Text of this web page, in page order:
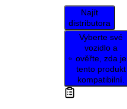
Najít
distributora
Vyberte své
vozidlo a
ověřte, zda je
tento produkt
kompatibilní.